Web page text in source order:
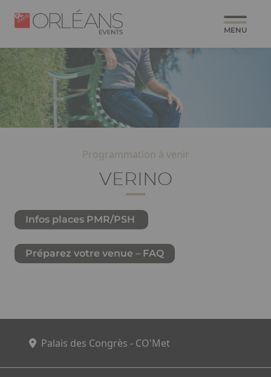
principal
Paragraphes
Image
Image
MENU
Programmation à venir
VERINO
Infos places PMR/PSH
Préparez votre venue – FAQ
Palais des Congrès - CO'Met
Panneau de gestion des cookies